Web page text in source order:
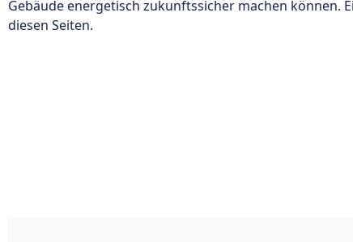
Gebäude energetisch zukunftssicher machen können.
diesen Seiten.